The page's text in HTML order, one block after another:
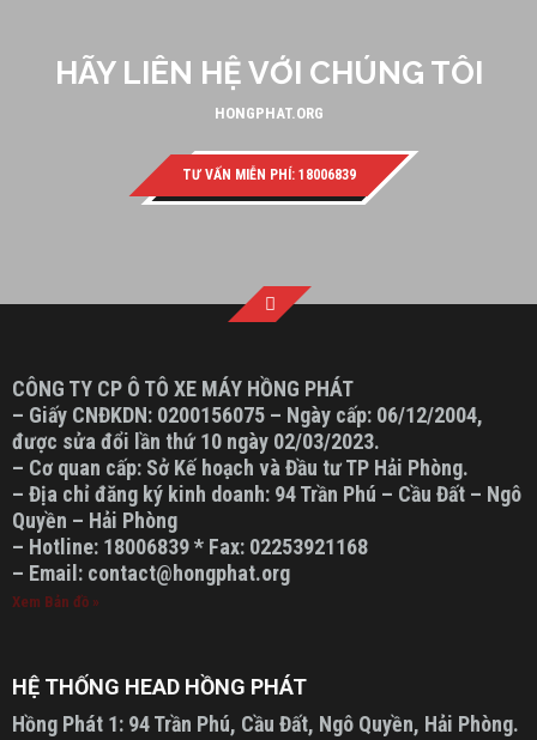
HÃY LIÊN HỆ VỚI CHÚNG TÔI
HONGPHAT.ORG
TƯ VẤN MIỄN PHÍ: 18006839
CÔNG TY CP Ô TÔ XE MÁY HỒNG PHÁT
– Giấy CNĐKDN: 0200156075 – Ngày cấp: 06/12/2004,
được sửa đổi lần thứ 10 ngày 02/03/2023.
– Cơ quan cấp: Sở Kế hoạch và Đầu tư TP Hải Phòng.
– Địa chỉ đăng ký kinh doanh: 94 Trần Phú – Cầu Đất – Ngô
Quyền – Hải Phòng
– Hotline: 18006839 * Fax: 02253921168
– Email: contact@hongphat.org
Xem Bản đồ »
HỆ THỐNG HEAD HỒNG PHÁT
Hồng Phát 1: 94 Trần Phú, Cầu Đất, Ngô Quyền, Hải Phòng.